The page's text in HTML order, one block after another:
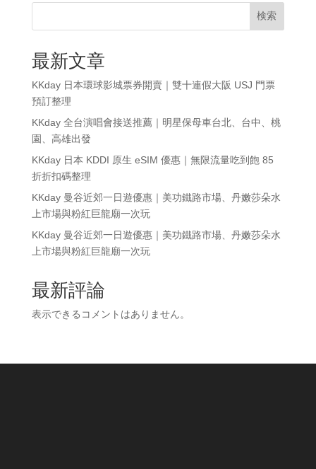
検索
最新文章
KKday 日本環球影城票券開賣｜雙十連假大阪 USJ 門票
預訂整理
KKday 全台演唱會接送推薦｜明星保母車台北、台中、桃
園、高雄出發
KKday 日本 KDDI 原生 eSIM 優惠｜無限流量吃到飽 85
折折扣碼整理
KKday 曼谷近郊一日遊優惠｜美功鐵路市場、丹嫩莎朵水
上市場與粉紅巨龍廟一次玩
KKday 曼谷近郊一日遊優惠｜美功鐵路市場、丹嫩莎朵水
上市場與粉紅巨龍廟一次玩
最新評論
表示できるコメントはありません。